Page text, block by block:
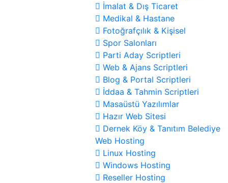
İmalat & Dış Ticaret
Medikal & Hastane
Fotoğrafçılık & Kişisel
Spor Salonları
Parti Aday Scriptleri
Web & Ajans Scriptleri
Blog & Portal Scriptleri
İddaa & Tahmin Scriptleri
Masaüstü Yazılımlar
Hazır Web Sitesi
Dernek Köy & Tanıtım Belediye
Web Hosting
Linux Hosting
Windows Hosting
Reseller Hosting